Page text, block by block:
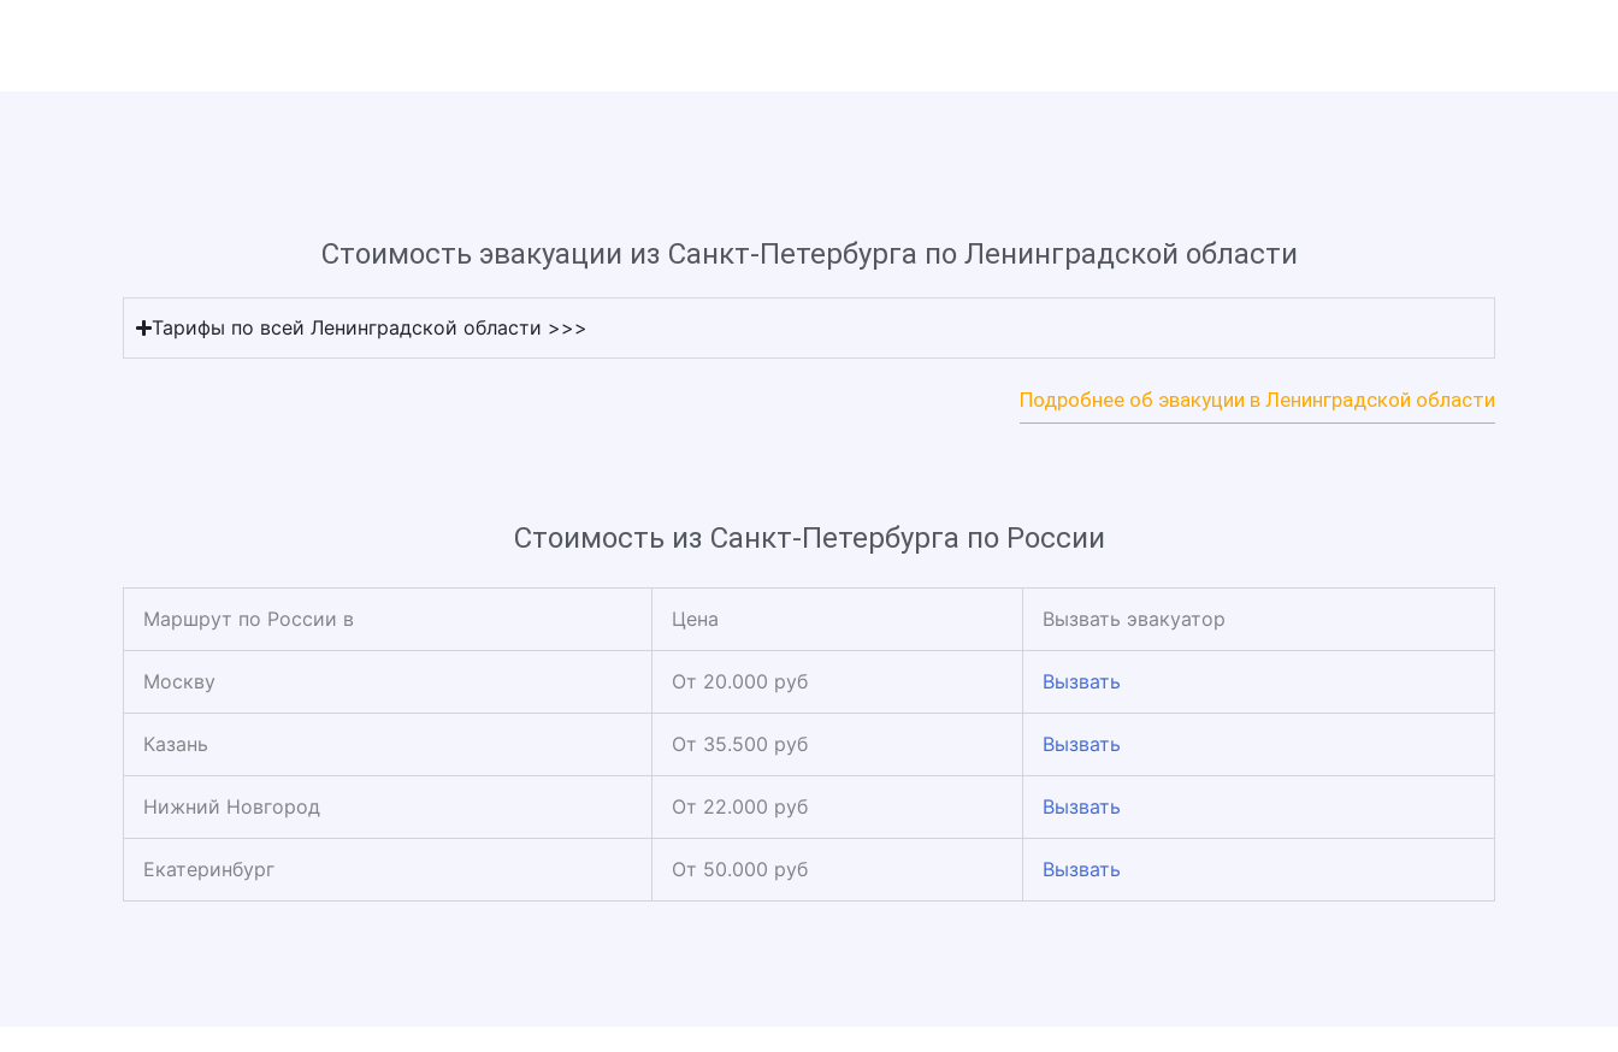
Стоимость эвакуации из Санкт-Петербурга по Ленинградской области
Тарифы по всей Ленинградской области >>>
Подробнее об эвакуции в Ленинградской области
Стоимость из Санкт-Петербурга по России
Маршрут по России в Цена Вызвать эвакуатор
Москву От 20.000 руб Вызвать
Казань От 35.500 руб Вызвать
Нижний Новгород От 22.000 руб Вызвать
Екатеринбург От 50.000 руб Вызвать